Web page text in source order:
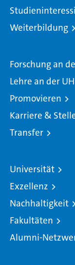
Weiterbildung
Forschung an
Lehre an der
Promovieren
Karriere &
Transfer
Universität
Exzellenz
Nachhaltigkeit
Fakultäten
Alumni-